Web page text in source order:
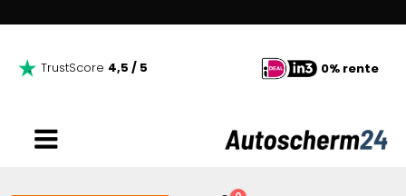
TrustScore 4,5 / 5 0% rente